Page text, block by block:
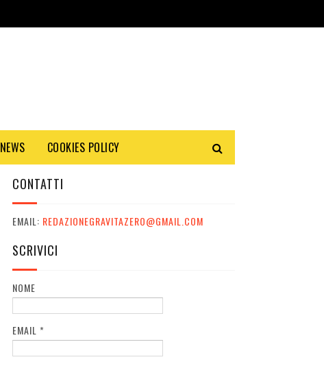
NEWS COOKIES POLICY
CONTATTI
EMAIL: REDAZIONEGRAVITAZERO@GMAIL.COM
SCRIVICI
NOME
EMAIL *